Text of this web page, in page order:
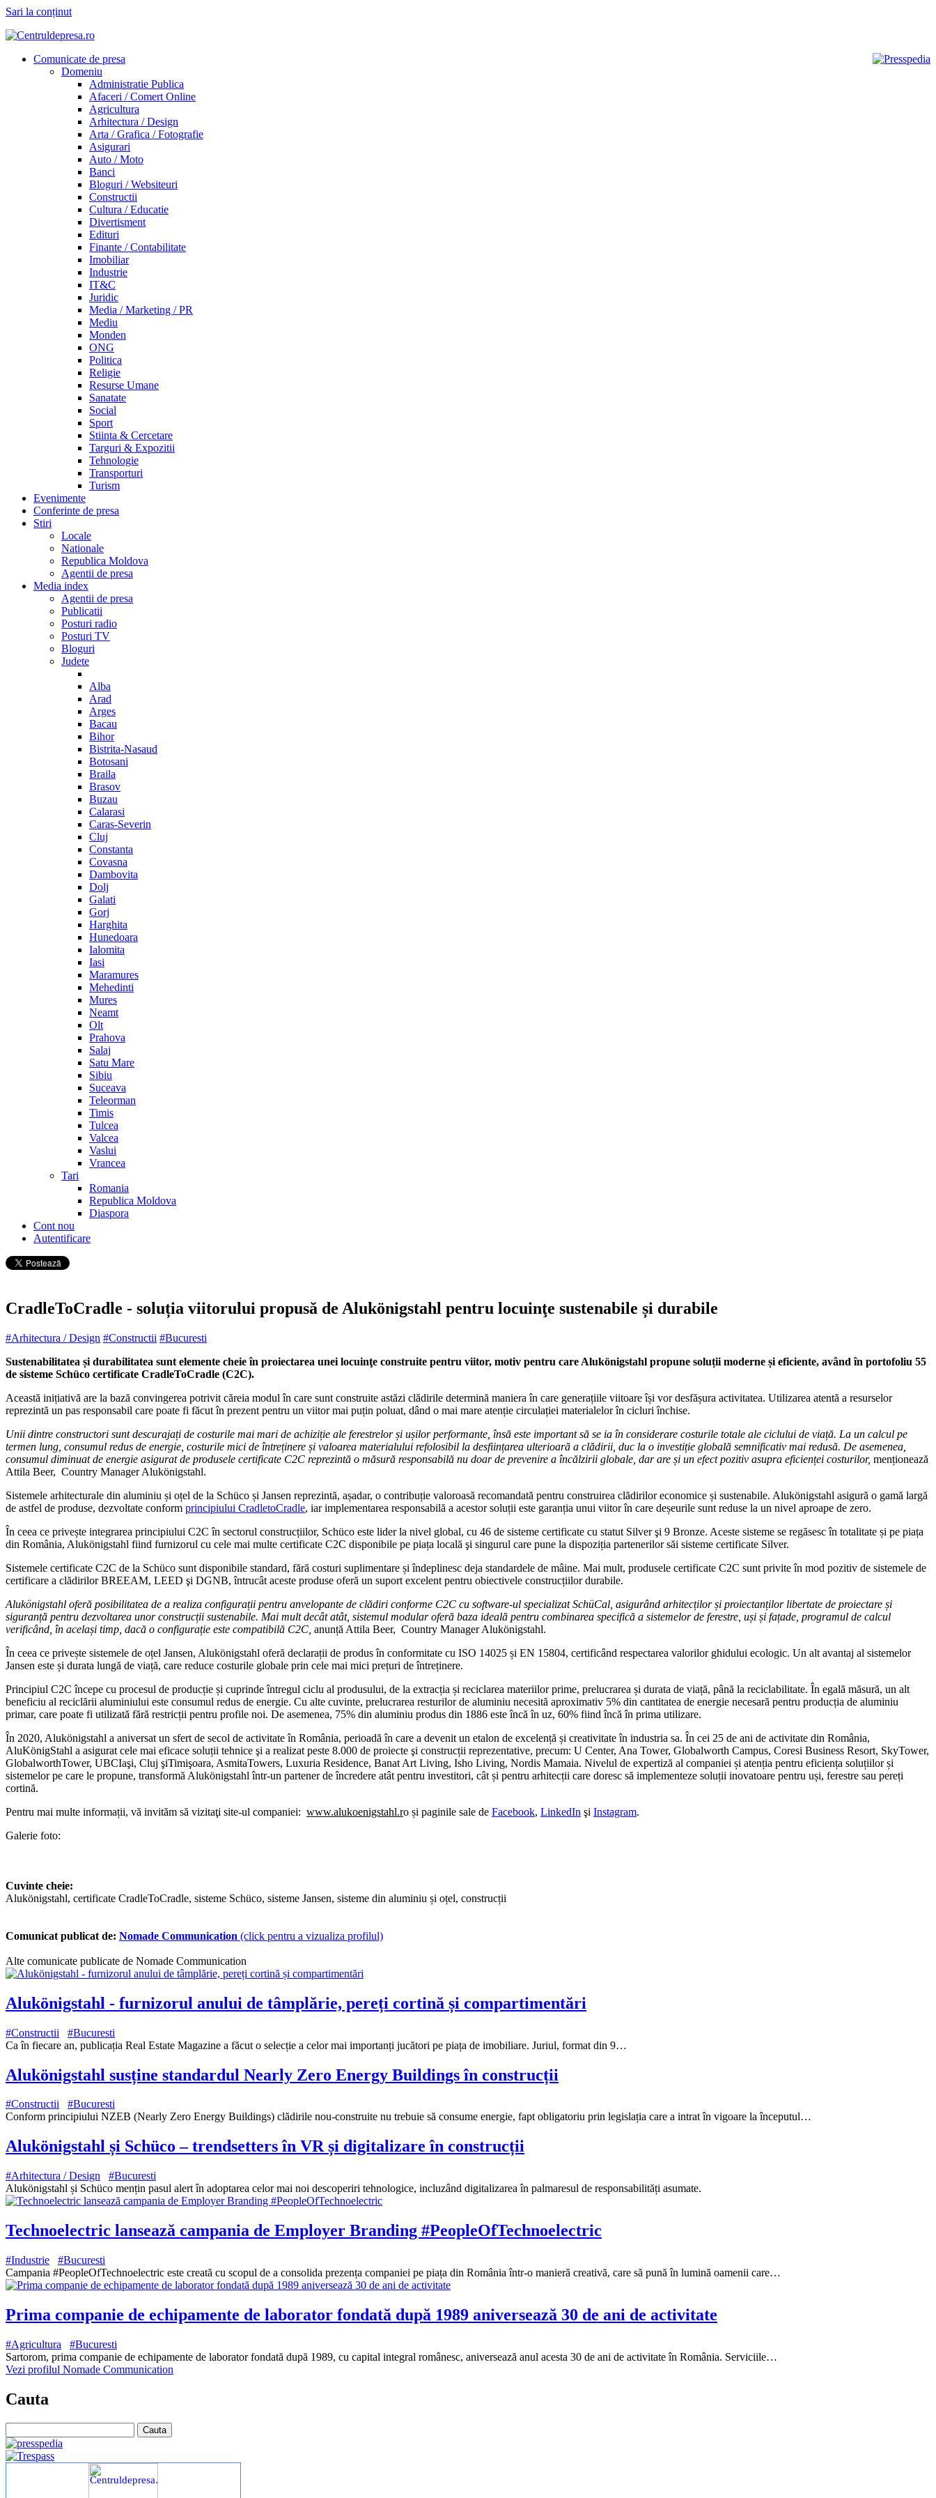
Sari la conținut
Comunicate de presa
Domeniu
Administratie Publica
Afaceri / Comert Online
Agricultura
Arhitectura / Design
Arta / Grafica / Fotografie
Asigurari
Auto / Moto
Banci
Bloguri / Websiteuri
Constructii
Cultura / Educatie
Divertisment
Edituri
Finante / Contabilitate
Imobiliar
Industrie
IT&C
Juridic
Media / Marketing / PR
Mediu
Monden
ONG
Politica
Religie
Resurse Umane
Sanatate
Social
Sport
Stiinta & Cercetare
Targuri & Expozitii
Tehnologie
Transporturi
Turism
Evenimente
Conferinte de presa
Stiri
Locale
Nationale
Republica Moldova
Agentii de presa
Media index
Agentii de presa
Publicatii
Posturi radio
Posturi TV
Bloguri
Judete
Alba
Arad
Arges
Bacau
Bihor
Bistrita-Nasaud
Botosani
Braila
Brasov
Buzau
Calarasi
Caras-Severin
Cluj
Constanta
Covasna
Dambovita
Dolj
Galati
Gorj
Harghita
Hunedoara
Ialomita
Iasi
Maramures
Mehedinti
Mures
Neamt
Olt
Prahova
Salaj
Satu Mare
Sibiu
Suceava
Teleorman
Timis
Tulcea
Valcea
Vaslui
Vrancea
Tari
Romania
Republica Moldova
Diaspora
Cont nou
Autentificare
CradleToCradle - soluția viitorului propusă de Alukönigstahl pentru locuinţe sustenabile și durabile
#Arhitectura / Design #Constructii #Bucuresti
Sustenabilitatea și durabilitatea sunt elemente cheie în proiectarea unei locuinţe construite pentru viitor, motiv pentru care Alukönigstahl propune soluții moderne și eficiente, având în portofoliu 55
de sisteme Schüco certificate CradleToCradle (C2C).
Această inițiativă are la bază convingerea potrivit căreia modul în care sunt construite astăzi clădirile determină maniera în care generațiile viitoare își vor desfășura activitatea. Utilizarea atentă a resurselor
reprezintă un pas responsabil care poate fi făcut în prezent pentru un viitor mai puțin poluat, dând o mai mare atenție circulației materialelor în cicluri închise.
Unii dintre constructori sunt descurajați de costurile mai mari de achiziție ale ferestrelor și ușilor performante, însă este important să se ia în considerare costurile totale ale ciclului de viață. La un calcul pe
termen lung, consumul redus de energie, costurile mici de întreținere și valoarea materialului refolosibil la desființarea ulterioară a clădirii, duc la o investiție globală semnificativ mai redusă. De asemenea,
consumul diminuat de energie asigurat de produsele certificate C2C reprezintă o măsură responsabilă nu doar de prevenire a încălzirii globale, dar are și un efect pozitiv asupra eficienței costurilor, menționează
Attila Beer, Country Manager Alukönigstahl.
Sistemele arhitecturale din aluminiu și oțel de la Schüco și Jansen reprezintă, așadar, o contribuție valoroasă recomandată pentru construirea clădirilor economice și sustenabile. Alukönigstahl asigură o gamă largă
de astfel de produse, dezvoltate conform principiului CradletoCradle, iar implementarea responsabilă a acestor soluții este garanția unui viitor în care deșeurile sunt reduse la un nivel aproape de zero.
În ceea ce privește integrarea principiului C2C în sectorul construcțiilor, Schüco este lider la nivel global, cu 46 de sisteme certificate cu statut Silver şi 9 Bronze. Aceste sisteme se regăsesc în totalitate și pe piața
din România, Alukönigstahl fiind furnizorul cu cele mai multe certificate C2C disponibile pe piața locală şi singurul care pune la dispoziția partenerilor săi sisteme certificate Silver.
Sistemele certificate C2C de la Schüco sunt disponibile standard, fără costuri suplimentare și îndeplinesc deja standardele de mâine. Mai mult, produsele certificate C2C sunt privite în mod pozitiv de sistemele de
certificare a clădirilor BREEAM, LEED şi DGNB, întrucât aceste produse oferă un suport excelent pentru obiectivele construcțiilor durabile.
Alukönigstahl oferă posibilitatea de a realiza configurații pentru anvelopante de clădiri conforme C2C cu software-ul specializat SchüCal, asigurând arhitecților și proiectanților libertate de proiectare și
siguranță pentru dezvoltarea unor construcții sustenabile. Mai mult decât atât, sistemul modular oferă baza ideală pentru combinarea specifică a sistemelor de ferestre, uși și fațade, programul de calcul
verificând, în același timp, dacă o configurație este compatibilă C2C, anunță Attila Beer, Country Manager Alukönigstahl.
În ceea ce privește sistemele de oțel Jansen, Alukönigstahl oferă declarații de produs în conformitate cu ISO 14025 și EN 15804, certificând respectarea valorilor ghidului ecologic. Un alt avantaj al sistemelor
Jansen este și durata lungă de viață, care reduce costurile globale prin cele mai mici prețuri de întreținere.
Principiul C2C începe cu procesul de producție și cuprinde întregul ciclu al produsului, de la extracția și reciclarea materiilor prime, prelucrarea și durata de viață, până la reciclabilitate. În egală măsură, un alt
beneficiu al reciclării aluminiului este consumul redus de energie. Cu alte cuvinte, prelucrarea resturilor de aluminiu necesită aproximativ 5% din cantitatea de energie necesară pentru producția de aluminiu
primar, care poate fi utilizată fără restricții pentru profile noi. De asemenea, 75% din aluminiu produs din 1886 este încă în uz, 60% fiind încă în prima utilizare.
În 2020, Alukönigstahl a aniversat un sfert de secol de activitate în România, perioadă în care a devenit un etalon de excelență și creativitate în industria sa. În cei 25 de ani de activitate din România,
AluKönigStahl a asigurat cele mai eficace soluții tehnice şi a realizat peste 8.000 de proiecte şi construcții reprezentative, precum: U Center, Ana Tower, Globalworth Campus, Coresi Business Resort, SkyTower,
GlobalworthTower, UBCIaşi, Cluj şiTimişoara, AsmitaTowers, Luxuria Residence, Banat Art Living, Isho Living, Nordis Mamaia. Nivelul de expertiză al companiei și atenția pentru eficiența soluțiilor și
sistemelor pe care le propune, transformă Alukönigstahl într-un partener de încredere atât pentru investitori, cât și pentru arhitecții care doresc să implementeze soluții inovatoare pentru uși, ferestre sau pereți
cortină.
Pentru mai multe informații, vă invităm să vizitaţi site-ul companiei: www.alukoenigstahl.ro și paginile sale de Facebook, LinkedIn şi Instagram.
Galerie foto:
Cuvinte cheie:
Alukönigstahl, certificate CradleToCradle, sisteme Schüco, sisteme Jansen, sisteme din aluminiu și oțel, construcții
Comunicat publicat de: Nomade Communication (click pentru a vizualiza profilul)
Alte comunicate publicate de Nomade Communication
Alukönigstahl - furnizorul anului de tâmplărie, pereți cortină și compartimentări
#Constructii
#Bucuresti
Ca în fiecare an, publicația Real Estate Magazine a făcut o selecție a celor mai importanți jucători pe piața de imobiliare. Juriul, format din 9…
Alukönigstahl susține standardul Nearly Zero Energy Buildings în construcții
#Constructii
#Bucuresti
Conform principiului NZEB (Nearly Zero Energy Buildings) clădirile nou-construite nu trebuie să consume energie, fapt obligatoriu prin legislația care a intrat în vigoare la începutul…
Alukönigstahl și Schüco – trendsetters în VR și digitalizare în construcții
#Arhitectura / Design
#Bucuresti
Alukönigstahl și Schüco mențin pasul alert în adoptarea celor mai noi descoperiri tehnologice, incluzând digitalizarea în palmaresul de responsabilități asumate.
Technoelectric lansează campania de Employer Branding #PeopleOfTechnoelectric
#Industrie
#Bucuresti
Campania #PeopleOfTechnoelectric este creată cu scopul de a consolida prezența companiei pe piața din România într-o manieră creativă, care să pună în lumină oamenii care…
Prima companie de echipamente de laborator fondată după 1989 aniversează 30 de ani de activitate
#Agricultura
#Bucuresti
Sartorom, prima companie de echipamente de laborator fondată după 1989, cu capital integral românesc, aniversează anul acesta 30 de ani de activitate în România. Serviciile…
Vezi profilul Nomade Communication
Cauta